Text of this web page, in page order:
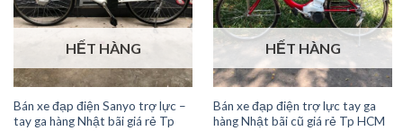
HẾT HÀNG
Bán xe đạp điện Sanyo trợ lực –
tay ga hàng Nhật bãi giá rẻ Tp
HẾT HÀNG
Bán xe đạp điện trợ lực tay ga
hàng Nhật bãi cũ giá rẻ Tp HCM